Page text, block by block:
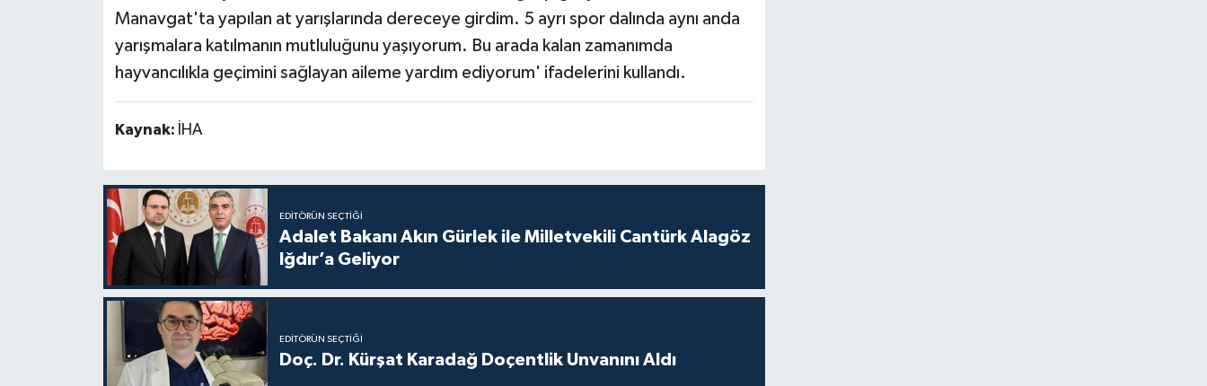
Manavgat'ta yapılan at yarışlarında dereceye girdim. 5 ayrı spor dalında aynı anda
yarışmalara katılmanın mutluluğunu yaşıyorum. Bu arada kalan zamanımda
hayvancılıkla geçimini sağlayan aileme yardım ediyorum' ifadelerini kullandı.
Kaynak: İHA
EDITÖRÜN SEÇTIĞI
Adalet Bakanı Akın Gürlek ile Milletvekili Cantürk Alagöz
Iğdır’a Geliyor
EDITÖRÜN SEÇTIĞI
Doç. Dr. Kürşat Karadağ Doçentlik Unvanını Aldı